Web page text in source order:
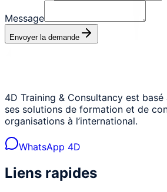
Message
Envoyer la demande
4D Training & Consultancy est
ses solutions de formation et de
organisations à l’international.
WhatsApp 4D
Liens rapides